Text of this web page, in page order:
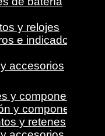
y relojes
e indicadores
accesorios
y componentes
y componentes
y retenes